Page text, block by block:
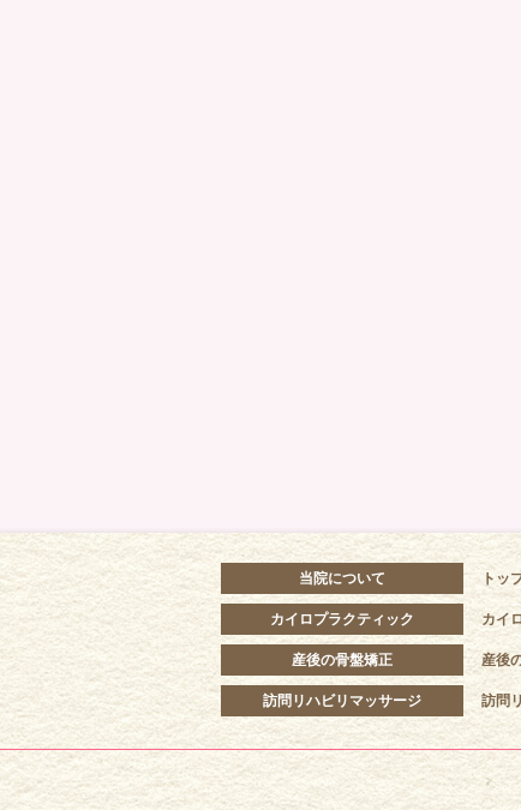
当院について トッ
カイロプラクティック カイ
産後の骨盤矯正 産後
訪問リハビリマッサージ 訪問